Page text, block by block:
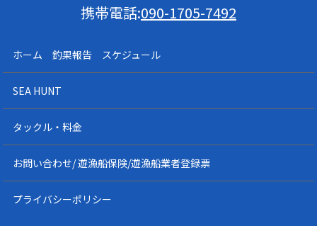
携帯電話:090-1705-7492
ホーム 釣果報告 スケジュール
SEA HUNT
タックル・料金
お問い合わせ/ 遊漁船保険/遊漁船業者登録票
プライバシーポリシー